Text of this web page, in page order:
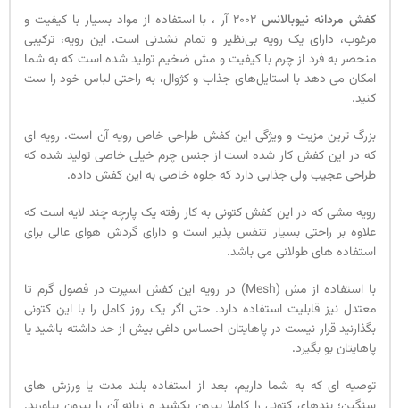
کفش مردانه نیوبالانس
2002 آر ، با استفاده از مواد بسیار با کیفیت و
مرغوب، دارای یک رویه بی‌نظیر و تمام نشدنی است. این رویه، ترکیبی
منحصر به فرد از چرم با کیفیت و مش ضخیم تولید شده است که به شما
امکان می‌ دهد با استایل‌های جذاب و کژوال، به راحتی لباس خود را ست
کنید.
بزرگ ترین مزیت و ویژگی این کفش طراحی خاص رویه آن است. رویه ای
که در این کفش کار شده است از جنس چرم خیلی خاصی تولید شده که
طراحی عجیب ولی جذابی دارد که جلوه خاصی به این کفش داده.
رویه مشی که در این کفش کتونی به کار رفته یک پارچه چند لایه است که
علاوه بر راحتی بسیار تنفس‌ پذیر است و دارای گردش هوای عالی برای
استفاده‌ های طولانی می‌ باشد.
با استفاده از مش (Mesh) در رویه این کفش اسپرت در فصول گرم تا
معتدل نیز قابلیت استفاده دارد. حتی اگر یک روز کامل را با این کتونی
بگذارنید قرار نیست در پاهایتان احساس داغی بیش از حد داشته باشید یا
پاهایتان بو بگیرد.
توصیه ای که به شما داریم، بعد از استفاده بلند مدت یا ورزش های